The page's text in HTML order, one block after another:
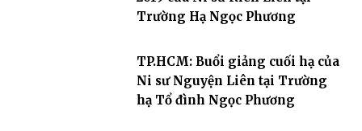
Trường Hạ Ngọc Phương
TP.HCM: Buổi giảng cuối hạ của
Ni sư Nguyện Liên tại Trường
hạ Tổ đình Ngọc Phương